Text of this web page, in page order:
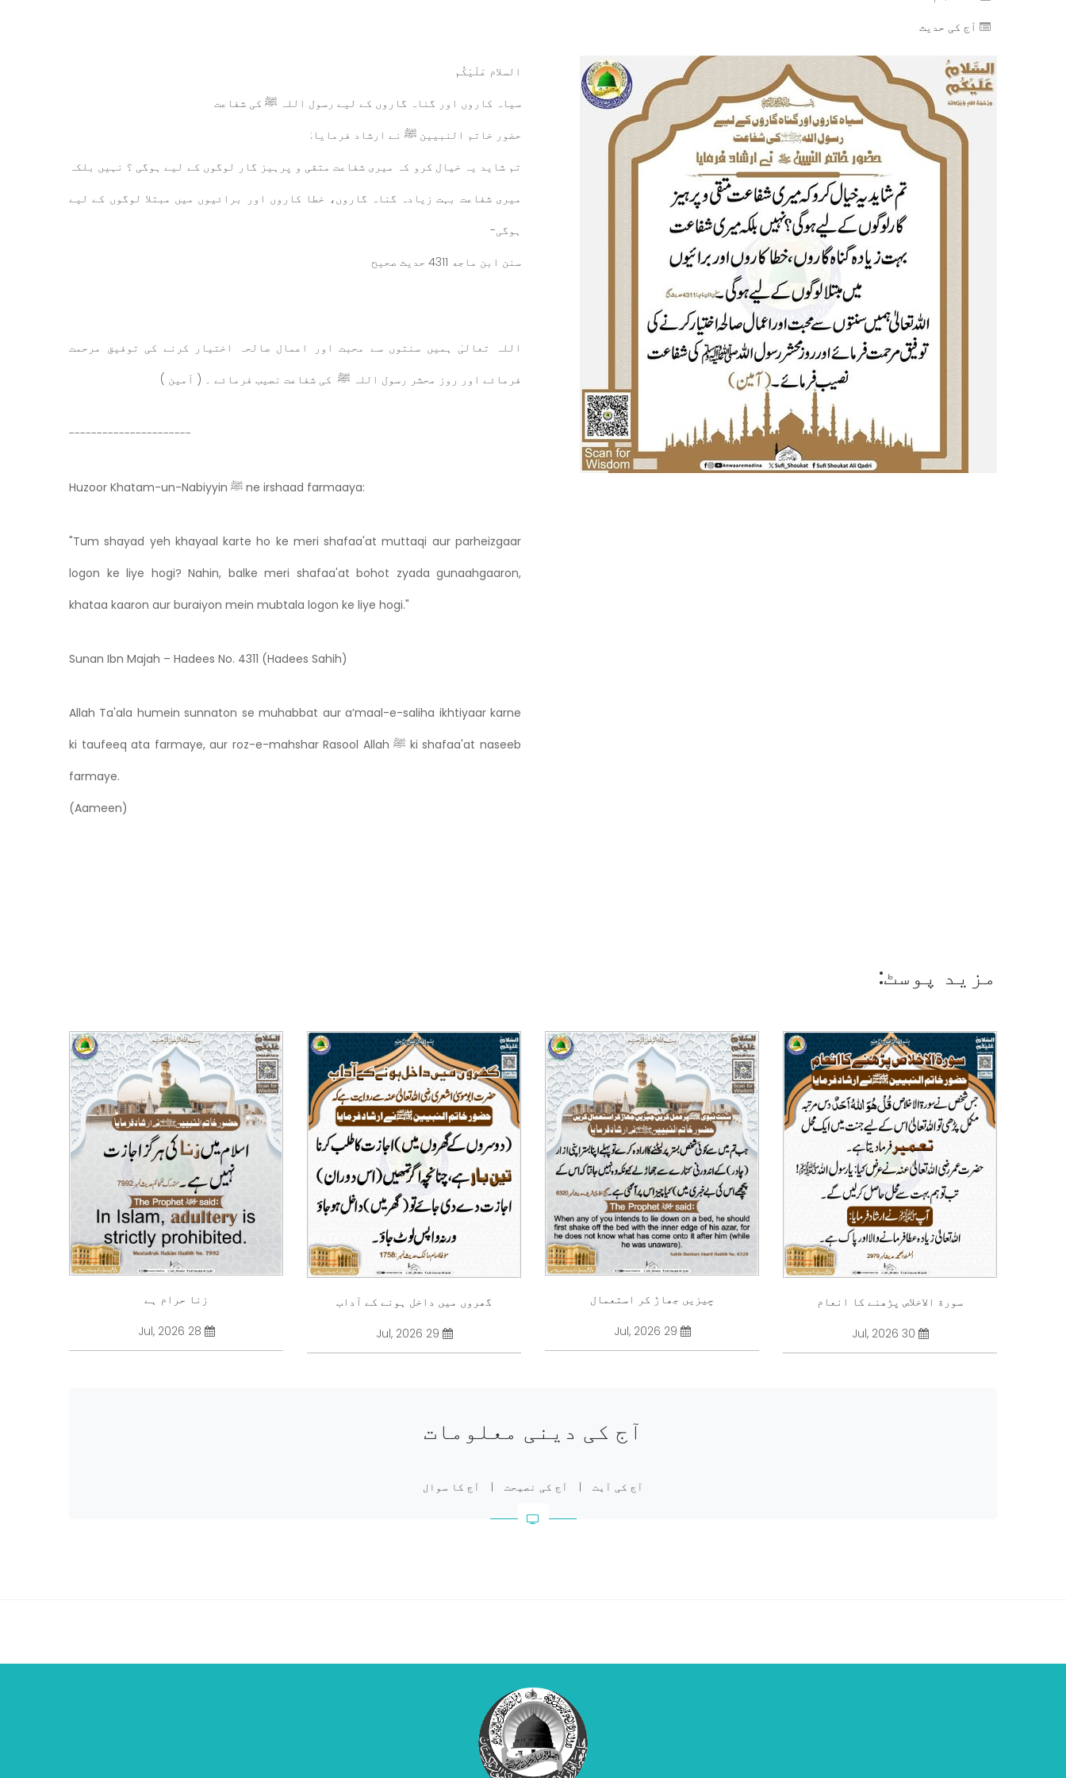
آج کی حدیث
السلام عَلَيْكُم
سیاہ کاروں اور گناہ گاروں کے لیے رسول اللہ ﷺ کی شفاعت
حضور خاتم النبيين ﷺ نے ارشاد فرمايا:
تم شاید یہ خیال کرو کہ میری شفاعت متقی و پرہیز گار لوگوں کے لیے ہوگی ؟ نہیں بلکہ
میری شفاعت بہت زیادہ گناہ گاروں، خطا کاروں اور برائیوں میں مبتلا لوگوں کے لیے
ہوگی-
سنن ابن ماجه 4311 حدیث صحیح
اللہ تعالیٰ ہمیں سنتوں سے محبت اور اعمال صالحہ اختیار کرنے کی توفیق مرحمت
فرمائے اور روز محشر رسول اللہ ﷺ کی شفاعت نصیب فرمائے ۔ ( آمین )
----------------------
Huzoor Khatam-un-Nabiyyin ﷺ ne irshaad farmaaya:
"Tum shayad yeh khayaal karte ho ke meri shafaa'at muttaqi aur parheizgaar
logon ke liye hogi? Nahin, balke meri shafaa'at bohot zyada gunaahgaaron,
khataa kaaron aur buraiyon mein mubtala logon ke liye hogi."
Sunan Ibn Majah – Hadees No. 4311 (Hadees Sahih)
Allah Ta'ala humein sunnaton se muhabbat aur a’maal-e-saliha ikhtiyaar karne
ki taufeeq ata farmaye, aur roz-e-mahshar Rasool Allah ﷺ ki shafaa'at naseeb
farmaye.
(Aameen)
مزید پوسٹ:
سورة الاخلاص پڑھنے کا انعام
چیزیں جھاڑ کر استعمال
گھروں میں داخل ہونے کے آداب
زنا حرام ہے
آج کی دینی معلومات
آج کی آیت | آج کی نصیحت | آج کا سوال